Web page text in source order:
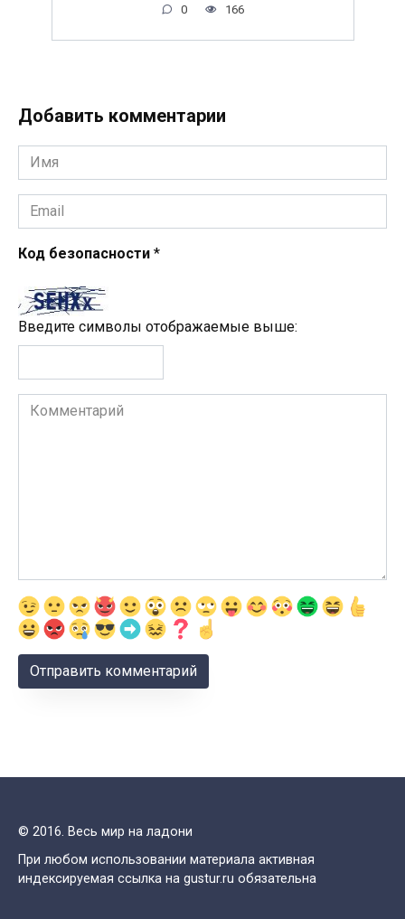
0 166
Добавить комментарии
Имя
*
Email
*
Код безопасности *
Введите символы отображаемые выше:
Комментарий
© 2016. Весь мир на ладони
При любом использовании материала активная
индексируемая ссылка на gustur.ru обязательна